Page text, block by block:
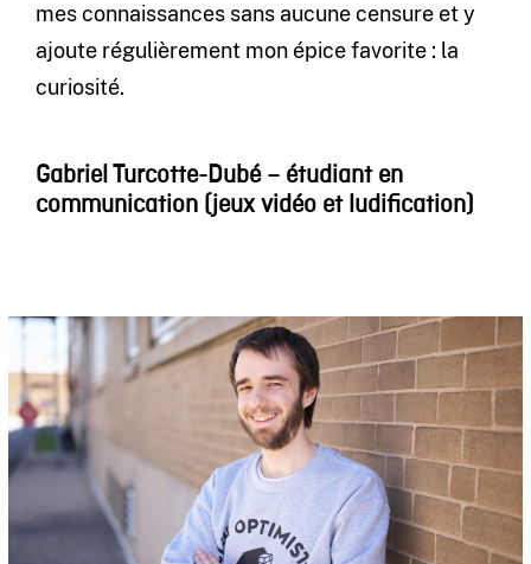
mes connaissances sans aucune censure et y
ajoute régulièrement mon épice favorite : la
curiosité.
Gabriel Turcotte-Dubé – étudiant en
communication (jeux vidéo et ludification)